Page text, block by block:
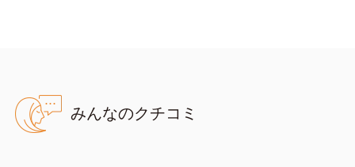
みんなのクチコミ